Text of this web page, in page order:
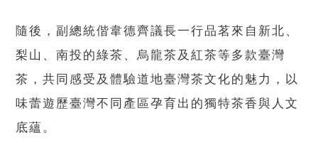
隨後，副總統偕韋德齊議長一行品茗來自新北、
梨山、南投的綠茶、烏龍茶及紅茶等多款臺灣
茶，共同感受及體驗道地臺灣茶文化的魅力，以
味蕾遊歷臺灣不同產區孕育出的獨特茶香與人文
底蘊。